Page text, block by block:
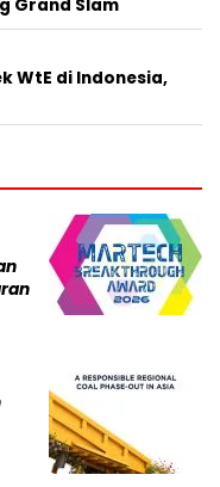
Grand Slam
WtE di Indonesia,